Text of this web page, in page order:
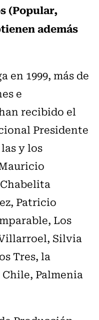
(Popular,
además
en 1999, más de
e
recibido el
Presidente
y los
Patricio
Los
Silvia
Tres, la
Palmenia